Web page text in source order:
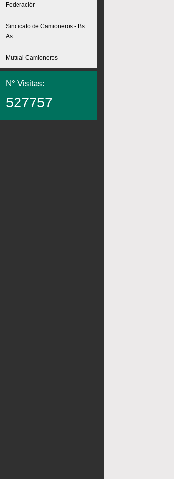
Federación
Sindicato de Camioneros - Bs
As
Mutual Camioneros
N° Visitas:
527757